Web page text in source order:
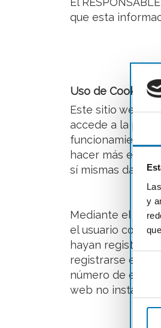
y
de
que esta
Uso de Cookies
Este sitio web
accede a la
funcionamiento
hacer más
sí mismas datos
Mediante el uso
el usuario con la
hayan
registrarse en
número de
web no instalará